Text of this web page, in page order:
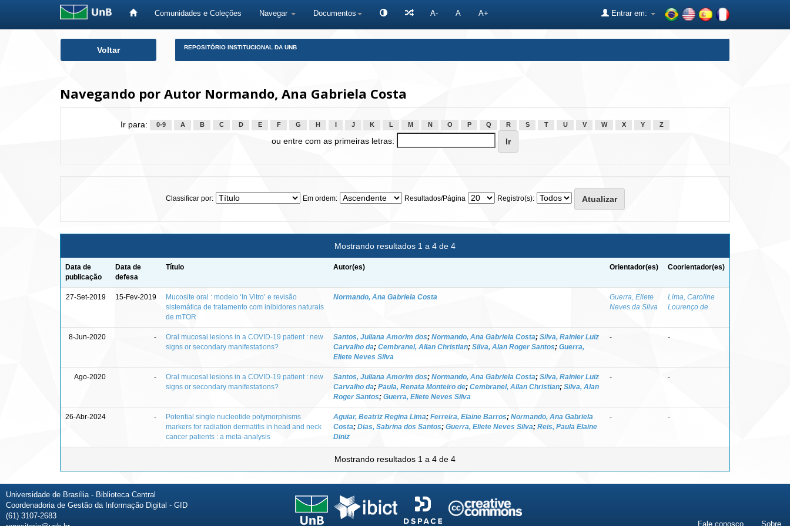
Comunidades e Coleções Navegar Documentos A- A A+ Entrar em:
Voltar REPOSITÓRIO INSTITUCIONAL DA UNB
Navegando por Autor Normando, Ana Gabriela Costa
Ir para: 0-9 A B C D E F G H J K L M N O P Q R S T U V W X Y Z
ou entre com as primeiras letras:
Classificar por: Em ordem: Resultados/Página Registro(s):
Mostrando resultados 1 a 4 de 4
Data de
publicação
Data de
defesa
Título Autor(es) Orientador(es) Coorientador(es)
27-Set-2019 15-Fev-2019
Mucosite oral : modelo ‘In Vitro’ e revisão
sistemática de tratamento com inibidores naturais
de mTOR
Normando, Ana Gabriela Costa
Guerra, Eliete
Neves da Silva
Lima, Caroline
Lourenço de
8-Jun-2020 -
Oral mucosal lesions in a COVID-19 patient : new
signs or secondary manifestations?
Santos, Juliana Amorim dos; Normando, Ana Gabriela Costa; Silva, Rainier Luiz
Carvalho da; Cembranel, Allan Christian; Silva, Alan Roger Santos; Guerra,
Eliete Neves Silva
- -
Ago-2020 -
Oral mucosal lesions in a COVID-19 patient : new
signs or secondary manifestations?
Santos, Juliana Amorim dos; Normando, Ana Gabriela Costa; Silva, Rainier Luiz
Carvalho da; Paula, Renata Monteiro de; Cembranel, Allan Christian; Silva, Alan
Roger Santos; Guerra, Eliete Neves Silva
- -
26-Abr-2024 -
Potential single nucleotide polymorphisms
markers for radiation dermatitis in head and neck
cancer patients : a meta-analysis
Aguiar, Beatriz Regina Lima; Ferreira, Elaine Barros; Normando, Ana Gabriela
Costa; Dias, Sabrina dos Santos; Guerra, Eliete Neves Silva; Reis, Paula Elaine
Diniz
- -
Mostrando resultados 1 a 4 de 4
Universidade de Brasília - Biblioteca Central
Coordenadoria de Gestão da Informação Digital - GID
(61) 3107-2683
Fale conosco Sobre